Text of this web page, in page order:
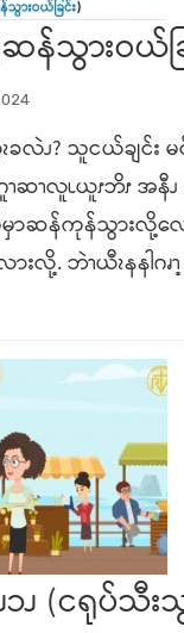
န်သွားဝယ်ခ
ခလဲၪ? သူငယ်ချင်း
ဂူၫဆၫလူၬယူၭဘိၭ အ
မှာဆန်ကုန်သွားလို့လ
လို့. ဘဲၫယီၩနနါဂၧ
ၪ (ငရုပ်သီ